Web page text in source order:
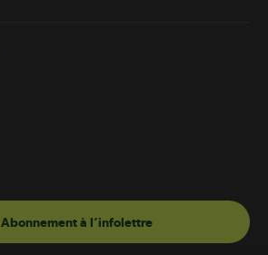
Abonnement à l’infolettre